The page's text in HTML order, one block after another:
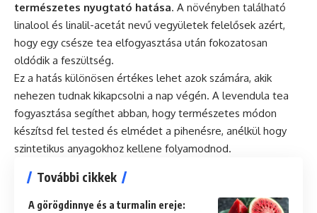
természetes nyugtató hatása. A növényben található
linalool és linalil-acetát nevű vegyületek felelősek azért,
hogy egy csésze tea elfogyasztása után fokozatosan
oldódik a feszültség.
Ez a hatás különösen értékes lehet azok számára, akik
nehezen tudnak kikapcsolni a nap végén. A levendula tea
fogyasztása segíthet abban, hogy természetes módon
készítsd fel tested és elmédet a pihenésre, anélkül hogy
szintetikus anyagokhoz kellene folyamodnod.
További cikkek
A görögdinnye és a turmalin ereje: